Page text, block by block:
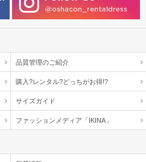
品質管理のご紹介
購入?レンタル?どっちがお得!?
サイズガイド
ファッションメディア「IKINA」